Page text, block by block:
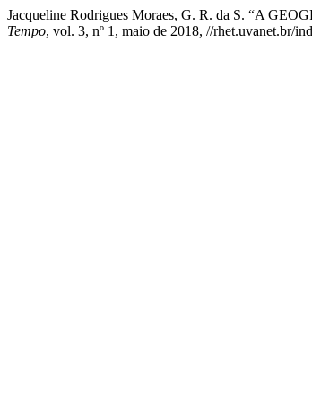
Jacqueline Rodrigues Moraes, G. R. da S. “A
Tempo, vol. 3, nº 1, maio de 2018, //rhet.uvanet.br/